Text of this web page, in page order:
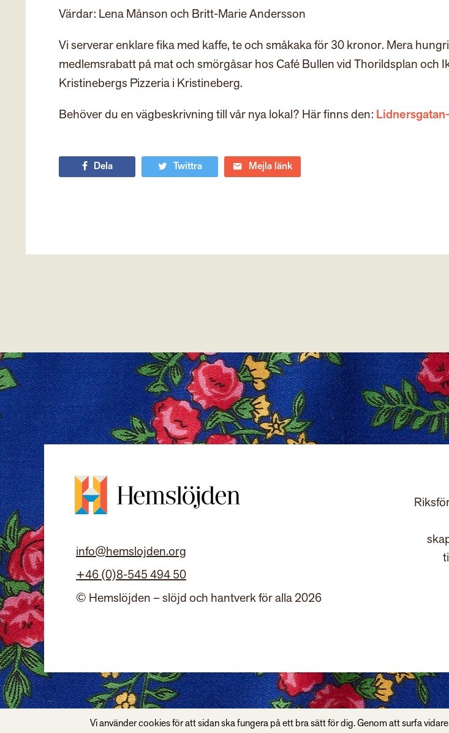
Värdar: Lena Månson och Britt-Marie Andersson
Vi serverar enklare fika med kaffe, te och småkaka för 30 kronor. Mera
medlemsrabatt på mat och smörgåsar hos Café Bullen vid Thorildsplan och
Kristinebergs Pizzeria i Kristineberg.
Behöver du en vägbeskrivning till vår nya lokal? Här finns den:
Dela Twittra Mejla länk
info@hemslojden.org
+46 (0)8-545 494 50
© Hemslöjden – slöjd och hantverk för alla 2026
Vi använder cookies för att sidan ska fungera på ett bra sätt för dig. Genom att surfa